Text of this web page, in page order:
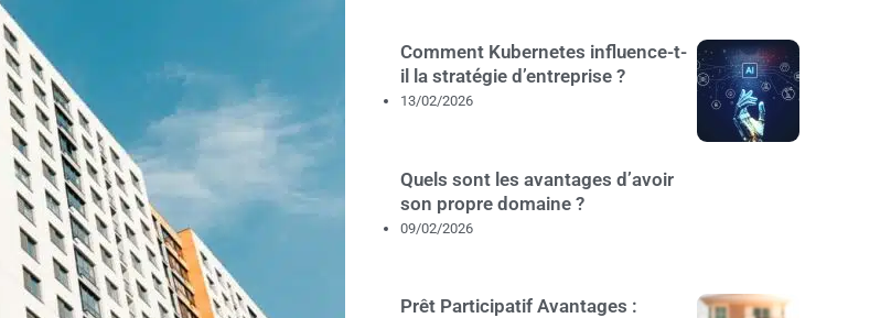
Comment Kubernetes influence-t-
il la stratégie d’entreprise ?
13/02/2026
Quels sont les avantages d’avoir
son propre domaine ?
09/02/2026
Prêt Participatif Avantages :